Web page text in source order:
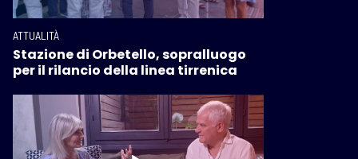
ATTUALITÀ
Stazione di Orbetello, sopralluogo
per il rilancio della linea tirrenica